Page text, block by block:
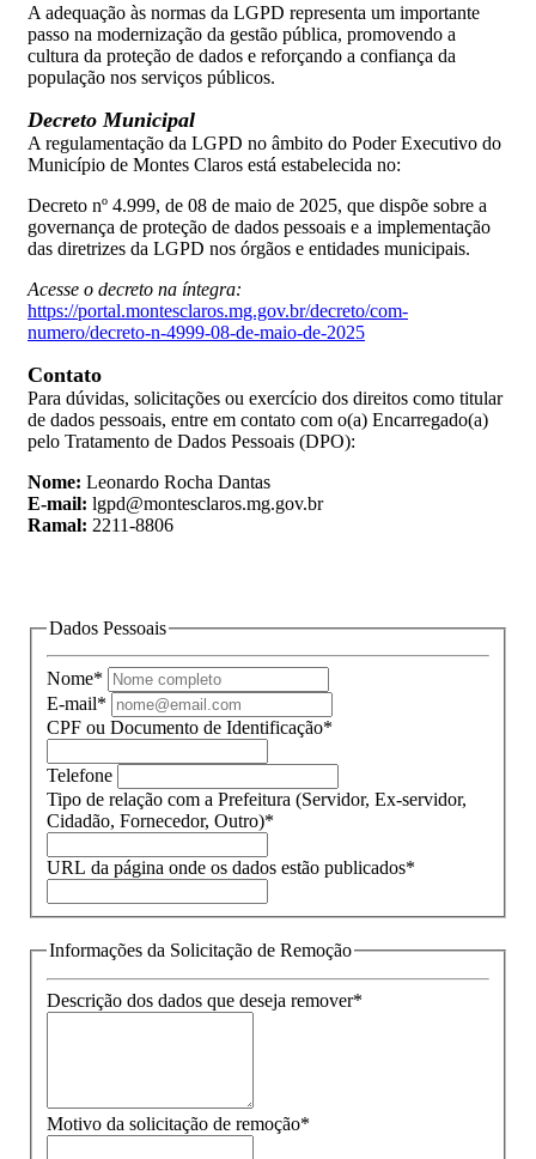
A adequação às normas da LGPD representa um importante
passo na modernização da gestão pública, promovendo a
cultura da proteção de dados e reforçando a confiança da
população nos serviços públicos.
Decreto Municipal
A regulamentação da LGPD no âmbito do Poder Executivo do
Município de Montes Claros está estabelecida no:
Decreto nº 4.999, de 08 de maio de 2025, que dispõe sobre a
governança de proteção de dados pessoais e a implementação
das diretrizes da LGPD nos órgãos e entidades municipais.
Acesse o decreto na íntegra:
https://portal.montesclaros.mg.gov.br/decreto/com-
numero/decreto-n-4999-08-de-maio-de-2025
Contato
Para dúvidas, solicitações ou exercício dos direitos como titular
de dados pessoais, entre em contato com o(a) Encarregado(a)
pelo Tratamento de Dados Pessoais (DPO):
Nome: Leonardo Rocha Dantas
E-mail: lgpd@montesclaros.mg.gov.br
Ramal: 2211-8806
Dados Pessoais
Nome*
E-mail*
CPF ou Documento de Identificação*
Telefone
Tipo de relação com a Prefeitura (Servidor, Ex-servidor,
Cidadão, Fornecedor, Outro)*
URL da página onde os dados estão publicados*
Informações da Solicitação de Remoção
Descrição dos dados que deseja remover*
Motivo da solicitação de remoção*